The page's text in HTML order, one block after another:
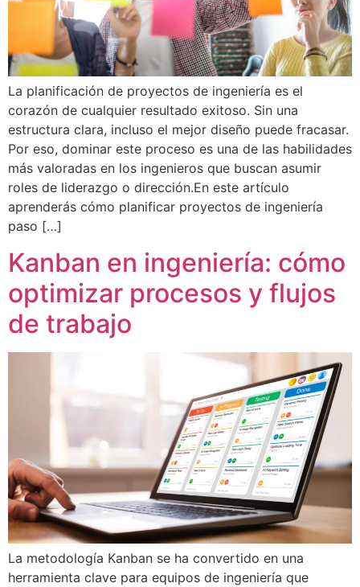
La planificación de proyectos de ingeniería es el
corazón de cualquier resultado exitoso. Sin una
estructura clara, incluso el mejor diseño puede fracasar.
Por eso, dominar este proceso es una de las habilidades
más valoradas en los ingenieros que buscan asumir
roles de liderazgo o dirección.En este artículo
aprenderás cómo planificar proyectos de ingeniería
paso […]
Kanban en ingeniería: cómo
optimizar procesos y flujos
de trabajo
La metodología Kanban se ha convertido en una
herramienta clave para equipos de ingeniería que